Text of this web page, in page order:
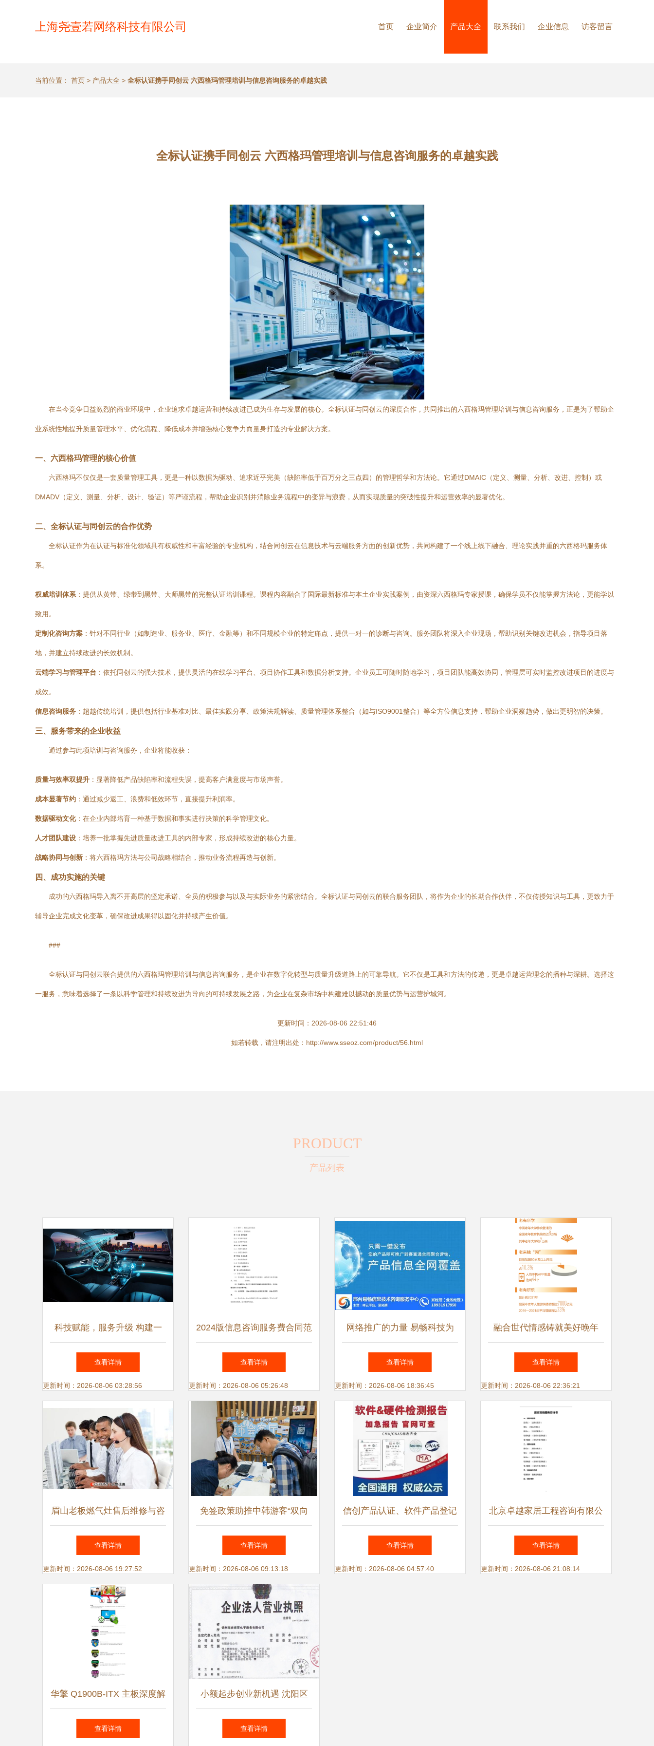
上海尧壹若网络科技有限公司 首页 企业简介 产品大全 联系我们 企业信息 访客留言
当前位置： 首页 > 产品大全 > 全标认证携手同创云 六西格玛管理培训与信息咨询服务的卓越实践
全标认证携手同创云 六西格玛管理培训与信息咨询服务的卓越实践
在当今竞争日益激烈的商业环境中，企业追求卓越运营和持续改进已成为生存与发展的核心。全标认证与同创云的深度合作，共同推出的六西格玛管理培训与信息咨询服务，正是为了帮助企
业系统性地提升质量管理水平、优化流程、降低成本并增强核心竞争力而量身打造的专业解决方案。
一、六西格玛管理的核心价值
六西格玛不仅仅是一套质量管理工具，更是一种以数据为驱动、追求近乎完美（缺陷率低于百万分之三点四）的管理哲学和方法论。它通过DMAIC（定义、测量、分析、改进、控制）或
DMADV（定义、测量、分析、设计、验证）等严谨流程，帮助企业识别并消除业务流程中的变异与浪费，从而实现质量的突破性提升和运营效率的显著优化。
二、全标认证与同创云的合作优势
全标认证作为在认证与标准化领域具有权威性和丰富经验的专业机构，结合同创云在信息技术与云端服务方面的创新优势，共同构建了一个线上线下融合、理论实践并重的六西格玛服务体
系。
权威培训体系 ：提供从黄带、绿带到黑带、大师黑带的完整认证培训课程。课程内容融合了国际最新标准与本土企业实践案例，由资深六西格玛专家授课，确保学员不仅能掌握方法论，更能学以
致用。
定制化咨询方案 ：针对不同行业（如制造业、服务业、医疗、金融等）和不同规模企业的特定痛点，提供一对一的诊断与咨询。服务团队将深入企业现场，帮助识别关键改进机会，指导项目落
地，并建立持续改进的长效机制。
云端学习与管理平台 ：依托同创云的强大技术，提供灵活的在线学习平台、项目协作工具和数据分析支持。企业员工可随时随地学习，项目团队能高效协同，管理层可实时监控改进项目的进度与
成效。
信息咨询服务 ：超越传统培训，提供包括行业基准对比、最佳实践分享、政策法规解读、质量管理体系整合（如与ISO9001整合）等全方位信息支持，帮助企业洞察趋势，做出更明智的决策。
三、服务带来的企业收益
通过参与此项培训与咨询服务，企业将能收获：
质量与效率双提升 ：显著降低产品缺陷率和流程失误，提高客户满意度与市场声誉。
成本显著节约 ：通过减少返工、浪费和低效环节，直接提升利润率。
数据驱动文化：在企业内部培育一种基于数据和事实进行决策的科学管理文化。
人才团队建设 ：培养一批掌握先进质量改进工具的内部专家，形成持续改进的核心力量。
战略协同与创新 ：将六西格玛方法与公司战略相结合，推动业务流程再造与创新。
四、成功实施的关键
成功的六西格玛导入离不开高层的坚定承诺、全员的积极参与以及与实际业务的紧密结合。全标认证与同创云的联合服务团队，将作为企业的长期合作伙伴，不仅传授知识与工具，更致力于
辅导企业完成文化变革，确保改进成果得以固化并持续产生价值。
###
全标认证与同创云联合提供的六西格玛管理培训与信息咨询服务，是企业在数字化转型与质量升级道路上的可靠导航。它不仅是工具和方法的传递，更是卓越运营理念的播种与深耕。选择这
一服务，意味着选择了一条以科学管理和持续改进为导向的可持续发展之路，为企业在复杂市场中构建难以撼动的质量优势与运营护城河。
更新时间：2026-08-06 22:51:46
如若转载，请注明出处：http://www.sseoz.com/product/56.html
PRODUCT
产品列表
科技赋能，服务升级 构建一
站式汽车与通讯集成服务新生
态
查看详情
更新时间：2026-08-06 03:28:56
2024版信息咨询服务费合同范
本
查看详情
更新时间：2026-08-06 05:26:48
网络推广的力量 易畅科技为
您打造信息咨询服务新标杆
查看详情
更新时间：2026-08-06 18:36:45
融合世代情感铸就美好晚年
提供更加丰富优质的老龄文化
产品与服务信息
查看详情
更新时间：2026-08-06 22:36:21
眉山老板燃气灶售后维修与咨
询服务指南 电话·网点·支持详
解
查看详情
更新时间：2026-08-06 19:27:52
免签政策助推中韩游客“双向
奔赴”升温，信息咨询服务迎
来新机遇
查看详情
更新时间：2026-08-06 09:13:18
信创产品认证、软件产品登记
测试报告代理与信息咨询服务
全解析
查看详情
更新时间：2026-08-06 04:57:40
北京卓越家居工程咨询有限公
司 · 承接“荣丰嘉园2期楼宇定
制交付——搬家信息资讯与支
查看详情
更新时间：2026-08-06 21:08:14
华擎 Q1900B-ITX 主板深度解
析 性能、价格与服务全指南
查看详情
小额起步创业新机遇 沈阳区
域代理加盟项目深度解析
查看详情